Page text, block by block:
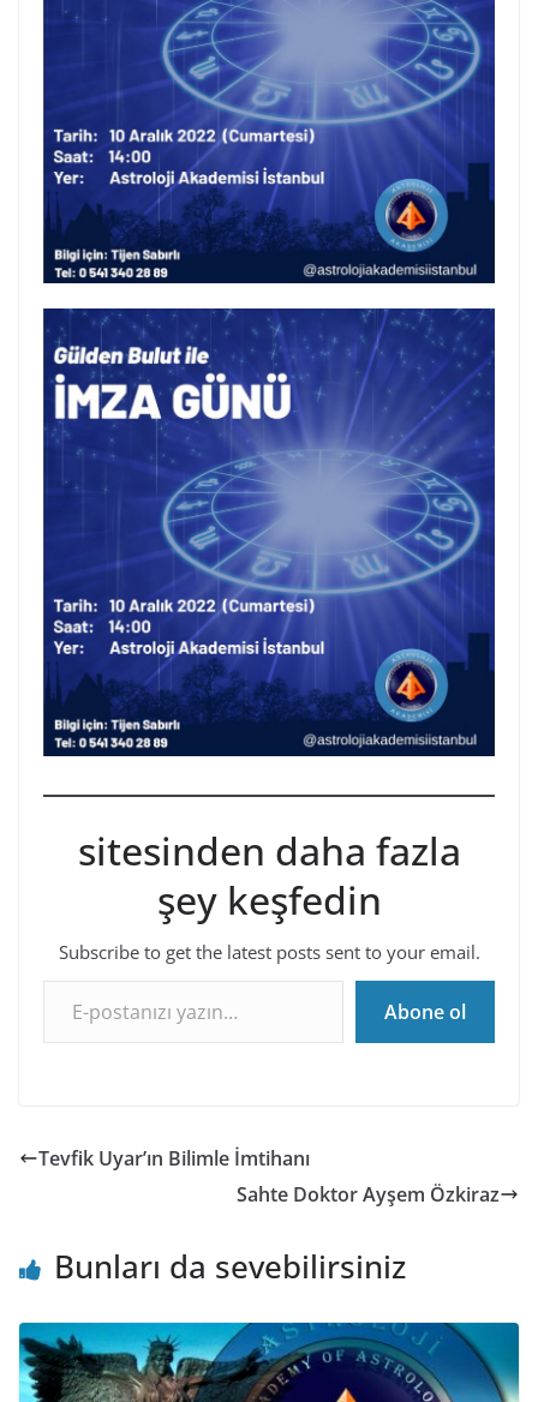
sitesinden daha fazla
şey keşfedin
Subscribe to get the latest posts sent to your email.
E-postanızı yazın…
Abone ol
Tevfik Uyar’ın Bilimle İmtihanı
Sahte Doktor Ayşem Özkiraz
Bunları da sevebilirsiniz